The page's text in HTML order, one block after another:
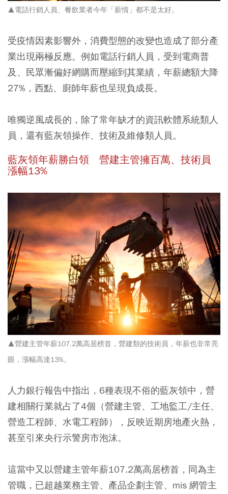
▲電話行銷人員、餐飲業者今年「薪情」都不是太好。
受疫情因素影響外，消費型態的改變也造成了部分產
業出現兩極反應。例如電話行銷人員 ，受到電商普
及、民眾漸偏好網購而壓縮到其業績， 年薪總額大降
27%，西點、廚師年薪也呈現負成長。
唯獨逆風成長的，除了常年缺才的資訊軟體系統類人
員，還有藍灰領操作、技術及維修類人員。
藍灰領年薪勝白領 營建主管擁百萬、技術員
漲幅13%
▲營建主管年薪107.2萬高居榜首，營建類的技術員，年薪也非常亮
眼，漲幅高達13%。
人力銀行報告中指出，6種表現不俗的藍灰領中，營
建相關行業就占了4個（營建主管、工地監工/主任、
營造工程師、水電工程師），反映近期房地產火熱，
甚至引來央行示警房市泡沫。
這當中又以營建主管年薪107.2萬高居榜首 ，同為主
管職，已超越業務主管、產品企劃主管、mis 網管主